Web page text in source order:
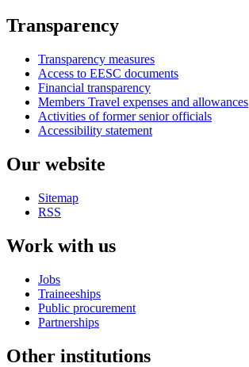
Transparency
Transparency measures
Access to EESC documents
Financial transparency
Members Travel expenses and allowances
Activities of former senior officials
Accessibility statement
Our website
Sitemap
RSS
Work with us
Jobs
Traineeships
Public procurement
Partnerships
Other institutions